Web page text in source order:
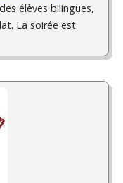
élèves bilingues,
La soirée est